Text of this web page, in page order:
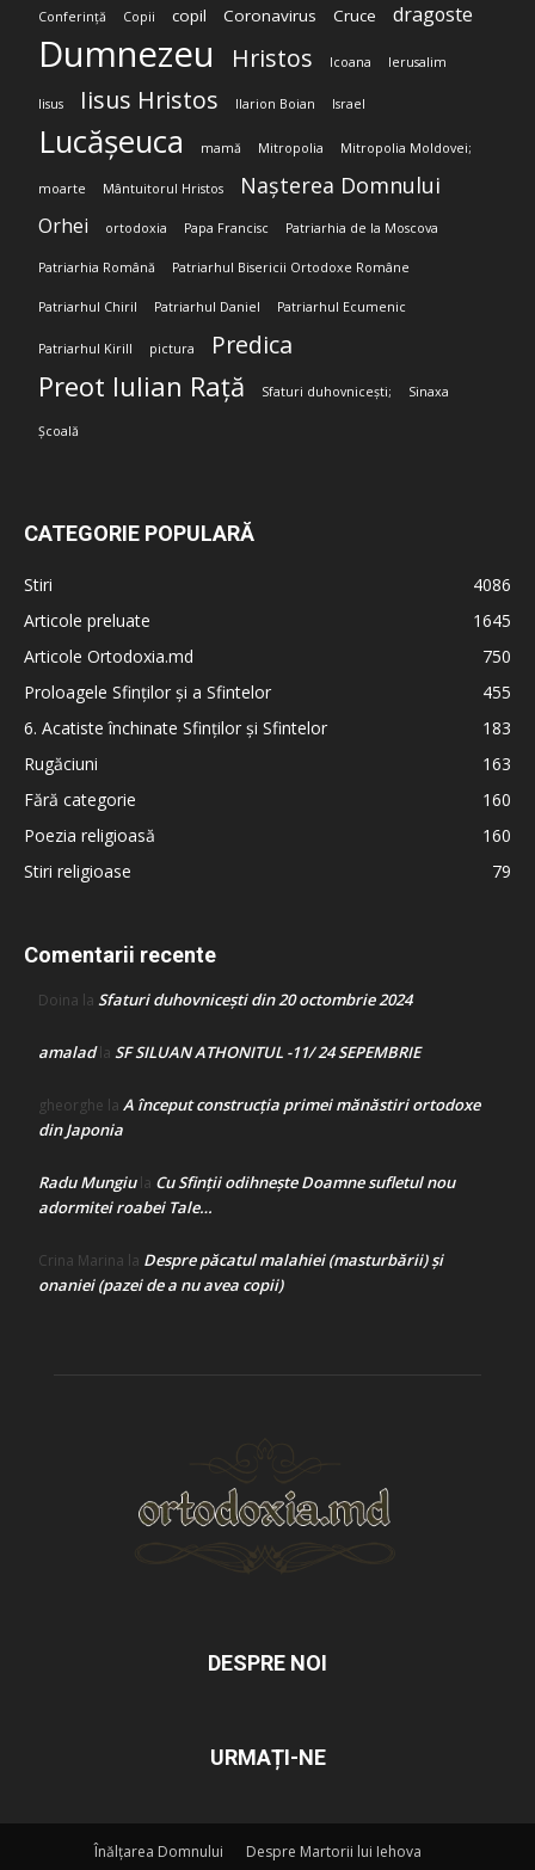
Conferință Copii copil Coronavirus Cruce dragoste
Dumnezeu Hristos Icoana Ierusalim
Iisus Iisus Hristos Ilarion Boian Israel
Lucășeuca mamă Mitropolia Mitropolia Moldovei;
moarte Mântuitorul Hristos Nașterea Domnului
Orhei ortodoxia Papa Francisc Patriarhia de la Moscova
Patriarhia Română Patriarhul Bisericii Ortodoxe Române
Patriarhul Chiril Patriarhul Daniel Patriarhul Ecumenic
Patriarhul Kirill pictura Predica
Preot Iulian Rață Sfaturi duhovnicești; Sinaxa
Școală
CATEGORIE POPULARĂ
Stiri
4086
Articole preluate
1645
Articole Ortodoxia.md
750
Proloagele Sfinților și a Sfintelor
455
6. Acatiste închinate Sfinților și Sfintelor
183
Rugăciuni
163
Fără categorie
160
Poezia religioasă
160
Stiri religioase
79
Comentarii recente
Doina la Sfaturi duhovnicești din 20 octombrie 2024
amaladla SF SILUAN ATHONITUL -11/ 24 SEPEMBRIE
gheorghe la A început construcţia primei mănăstiri ortodoxe
din Japonia
Radu Mungiula Cu Sfinții odihnește Doamne sufletul nou
adormitei roabei Tale…
Crina Marina la Despre păcatul malahiei (masturbării) şi
onaniei (pazei de a nu avea copii)
DESPRE NOI
URMAȚI-NE
Înălțarea Domnului
Despre Martorii lui Iehova